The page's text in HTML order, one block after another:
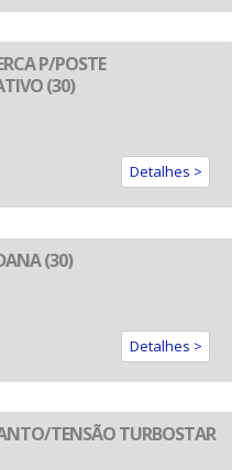
P/POSTE
(30)
Detalhes >
(30)
Detalhes >
TENSÃO TURBOSTAR